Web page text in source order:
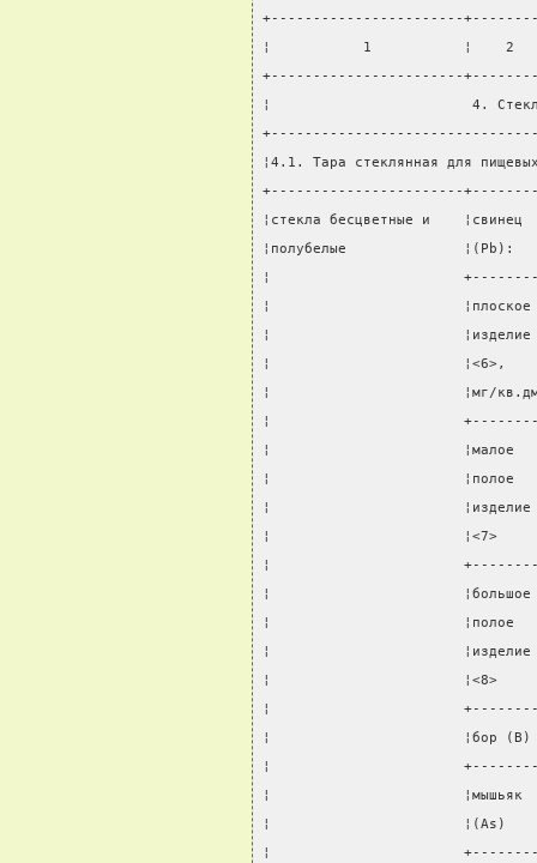
+-----------------------
¦           1           ¦    2
+-----------------------
¦                        4.
¦4.1. Тара стеклянная для
+-----------------------
¦стекла бесцветные и
¦полубелые
¦                       +----------
¦
¦
¦                       ¦<6>,
¦                       ¦мг/
¦                       +----------
¦                       ¦малое
¦                       ¦полое
¦
¦                       ¦<7>
¦                       +----------
¦
¦                       ¦полое
¦
¦                       ¦<8>
¦                       +----------
¦                       ¦бор (B)
¦                       +----------
¦                       ¦мышьяк
¦                       ¦(As)
¦                       +----------